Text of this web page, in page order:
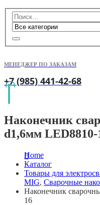
МЕНЕДЖЕР ПО ЗАКАЗАМ
+7 (985) 441-42-68
Наконечник
d1,6мм LED8810-
Home
Каталог
Товары для
MIG, Сварочные
Наконечник
16